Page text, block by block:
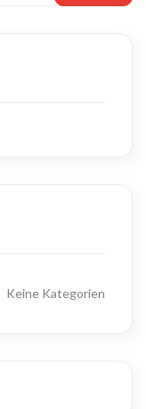
Keine Kategorien